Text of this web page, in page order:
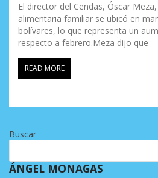
El director del Cendas, Óscar
alimentaria familiar se ubicó en
bolívares, lo que representa un
respecto a febrero.Meza dijo que
READ MORE
Buscar
ÁNGEL MONAGAS